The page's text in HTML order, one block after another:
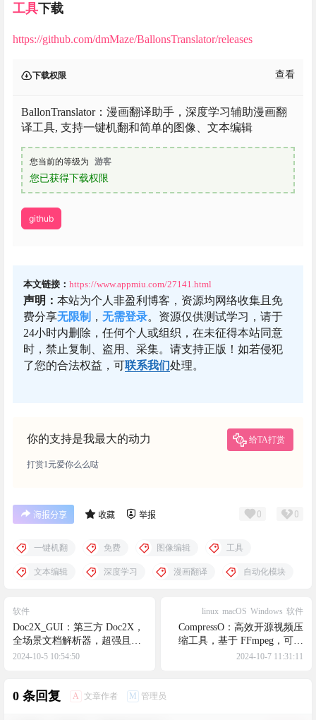
工具下载
https://github.com/dmMaze/BallonsTranslator/releases
下载权限 查看
BallonTranslator：漫画翻译助手，深度学习辅助漫画翻
译工具, 支持一键机翻和简单的图像、文本编辑
您当前的等级为 游客
您已获得下载权限
github
本文链接： https://www.appmiu.com/27141.html
声明： 本站为个人非盈利博客，资源均网络收集且免
费分享无限制 ， 无需登录。资源仅供测试学习，请于
24小时内删除，任何个人或组织，在未征得本站同意
时，禁止复制、盗用、采集。请支持正版！如若侵犯
了您的合法权益，可联系我们处理。
你的支持是我最大的动力 给TA打赏
打赏1元爱你么么哒
海报分享 收藏 举报 0 0
一键机翻 免费 图像编辑 工具
文本编辑 深度学习 漫画翻译 自动化模块
软件
Doc2X_GUI：第三方 Doc2X，
全场景文档解析器，超强且免
费好用的PDF解析工具
2024-10-5 10:54:50
linux macOS Windows 软件
CompressO：高效开源视频压
缩工具，基于 FFmpeg，可以
大幅度减少视频体积，简单易
2024-10-7 11:31:11
0 条回复 A 文章作者 M 管理员